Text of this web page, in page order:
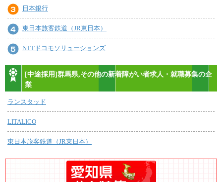
日本銀行
東日本旅客鉄道（JR東日本）
NTTドコモソリューションズ
[中途採用]群馬県,その他の新着障がい者求人・就職募集の企
業
ランスタッド
LITALICO
東日本旅客鉄道（JR東日本）